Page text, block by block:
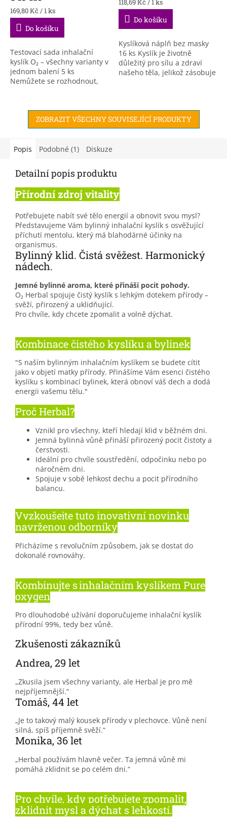
Měrná
cena:
169,80 Kč / 1 ks
Do košíku
Testovací sada inhalační
kyslík O₂ – všechny varianty v
jednom balení 5 ks
Nemůžete se rozhodnout,
pravá? Testovací...
5,0
5
hvězdiček.
cena:
118,69 Kč / 1 ks
Do košíku
Kyslíková náplň bez masky
16 ks Kyslík je životně
důležitý pro sílu a zdraví
našeho těla, jelikož zásobuje
ZOBRAZIT VŠECHNY SOUVISEJÍCÍ PRODUKTY
Popis Podobné (1) Diskuze
Detailní popis produktu
Přírodní zdroj vitality
Potřebujete nabít své tělo energií a obnovit svou mysl?
Představujeme Vám bylinný inhalační kyslík s osvěžující
příchutí mentolu, který má blahodárné účinky na
organismus.
Bylinný klid. Čistá svěžest. Harmonický
nádech.
Jemné bylinné aroma, které přináší pocit pohody.
O₂ Herbal spojuje čistý kyslík s lehkým dotekem přírody –
svěží, přirozený a uklidňující.
Pro chvíle, kdy chcete zpomalit a volně dýchat.
Kombinace čistého kyslíku a bylinek
"S naším bylinným inhalačním kyslíkem se budete cítit
jako v objetí matky přírody. Přinášíme Vám esenci čistého
kyslíku s kombinací bylinek, která obnoví váš dech a dodá
energii vašemu tělu."
Proč Herbal?
Vznikl pro všechny, kteří hledají klid v běžném dni.
Jemná bylinná vůně přináší přirozený pocit čistoty a
čerstvosti.
Ideální pro chvíle soustředění, odpočinku nebo po
náročném dni.
Spojuje v sobě lehkost dechu a pocit přírodního
balancu.
Vyzkoušejte tuto inovativní novinku
navrženou odborníky
Přicházíme s revolučním způsobem, jak se dostat do
dokonalé rovnováhy.
Kombinujte s inhalačním kyslíkem Pure
oxygen
Pro dlouhodobé užívání doporučujeme inhalační kyslík
přírodní 99%, tedy bez vůně.
Zkušenosti zákazníků
Andrea, 29 let
„Zkusila jsem všechny varianty, ale Herbal je pro mě
nejpříjemnější.“
Tomáš, 44 let
„Je to takový malý kousek přírody v plechovce. Vůně není
silná, spíš příjemně svěží.“
Monika, 36 let
„Herbal používám hlavně večer. Ta jemná vůně mi
pomáhá zklidnit se po celém dni.“
Pro chvíle, kdy potřebujete zpomalit,
zklidnit mysl a dýchat s lehkostí.